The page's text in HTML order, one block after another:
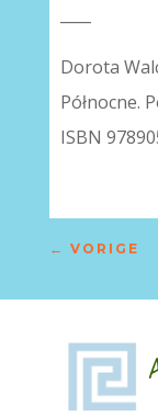
Dorota
Północne.
ISBN
← VORIGE